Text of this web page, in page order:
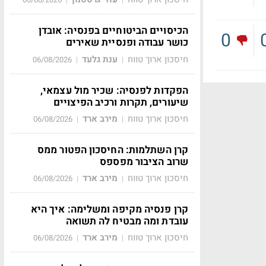
0
הכיסויים הביטוחיים בפנסיה: אובדן
כושר עבודה ופנסיית שאירים
חיסכון ארוך טווח | ענת גלעד |
06/08/2026
הפקדות לפנסיה: שכיר מול עצמאי,
שיעורים, תקרות ורכיב הפיצויים
חיסכון ארוך טווח | מירב ארד |
06/08/2026
קרן השתלמות: החיסכון הפטור ממס
שרוב הציבור מפספס
חיסכון ארוך טווח | מירב ארד |
06/08/2026
קרן פנסיה מקיפה ומשלימה: איך היא
עובדת ומה מבטיח לה תשואה
חיסכון ארוך טווח | מירב ארד |
06/08/2026